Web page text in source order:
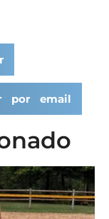
por email